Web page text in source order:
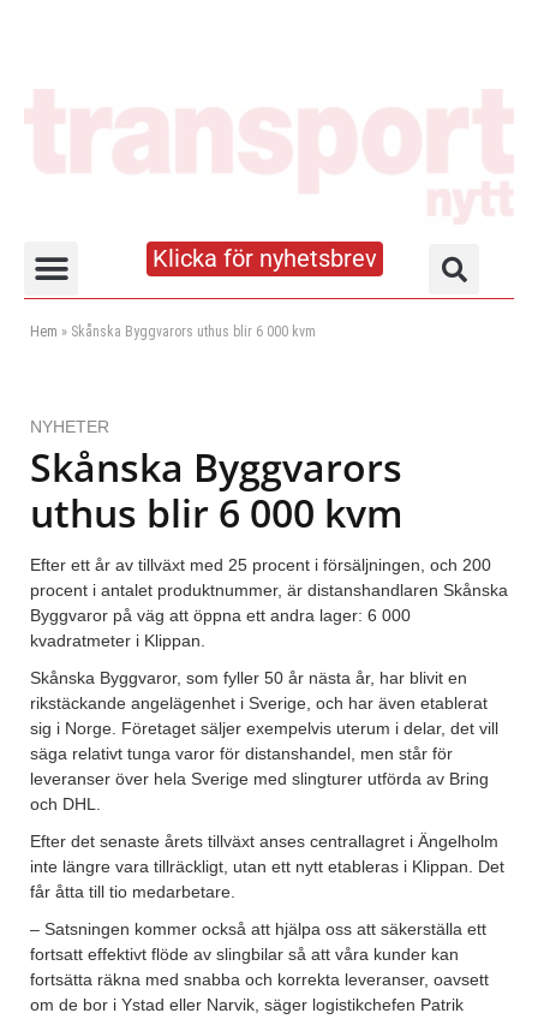
Klicka för nyhetsbrev
Hem » Skånska Byggvarors uthus blir 6 000 kvm
NYHETER
Skånska Byggvarors
uthus blir 6 000 kvm
Efter ett år av tillväxt med 25 procent i försäljningen, och 200
procent i antalet produktnummer, är distanshandlaren Skånska
Byggvaror på väg att öppna ett andra lager: 6 000
kvadratmeter i Klippan.
Skånska Byggvaror, som fyller 50 år nästa år, har blivit en
rikstäckande angelägenhet i Sverige, och har även etablerat
sig i Norge. Företaget säljer exempelvis uterum i delar, det vill
säga relativt tunga varor för distanshandel, men står för
leveranser över hela Sverige med slingturer utförda av Bring
och DHL.
Efter det senaste årets tillväxt anses centrallagret i Ängelholm
inte längre vara tillräckligt, utan ett nytt etableras i Klippan. Det
får åtta till tio medarbetare.
– Satsningen kommer också att hjälpa oss att säkerställa ett
fortsatt effektivt flöde av slingbilar så att våra kunder kan
fortsätta räkna med snabba och korrekta leveranser, oavsett
om de bor i Ystad eller Narvik, säger logistikchefen Patrik